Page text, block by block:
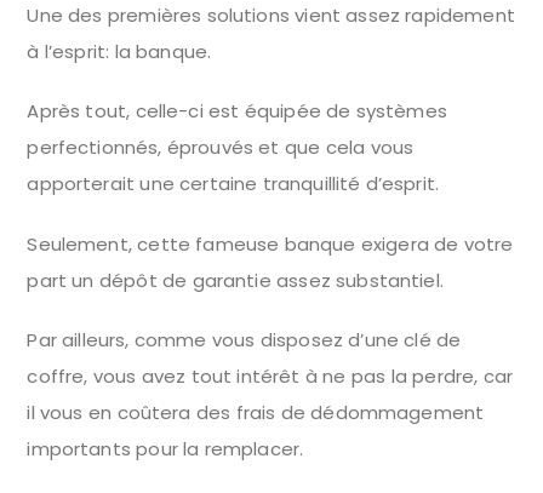
Une des premières solutions vient assez rapidement
à l’esprit: la banque.
Après tout, celle-ci est équipée de systèmes
perfectionnés, éprouvés et que cela vous
apporterait une certaine tranquillité d’esprit.
Seulement, cette fameuse banque exigera de votre
part un dépôt de garantie assez substantiel.
Par ailleurs, comme vous disposez d’une clé de
coffre, vous avez tout intérêt à ne pas la perdre, car
il vous en coûtera des frais de dédommagement
importants pour la remplacer.